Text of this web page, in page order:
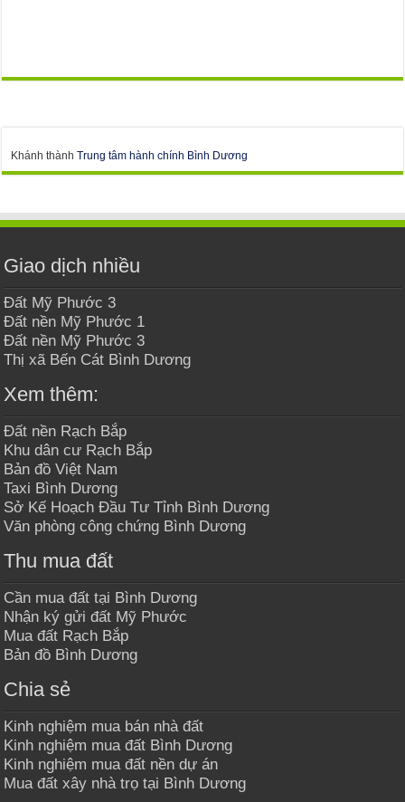
Khánh thànhTrung tâm hành chính Bình Dương
Giao dịch nhiều
Đất Mỹ Phước 3
Đất nền Mỹ Phước 1
Đất nền Mỹ Phước 3
Thị xã Bến Cát Bình Dương
Xem thêm:
Đất nền Rạch Bắp
Khu dân cư Rạch Bắp
Bản đồ Việt Nam
Taxi Bình Dương
Sở Kế Hoạch Đầu Tư Tỉnh Bình Dương
Văn phòng công chứng Bình Dương
Thu mua đất
Cần mua đất tại Bình Dương
Nhận ký gửi đất Mỹ Phước
Mua đất Rạch Bắp
Bản đồ Bình Dương
Chia sẻ
Kinh nghiệm mua bán nhà đất
Kinh nghiệm mua đất Bình Dương
Kinh nghiệm mua đất nền dự án
Mua đất xây nhà trọ tại Bình Dương